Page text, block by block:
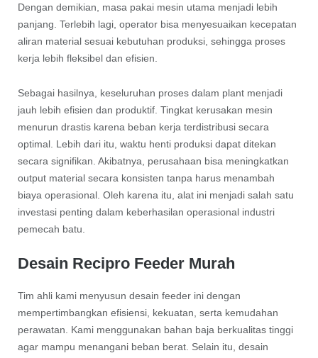
Dengan demikian, masa pakai mesin utama menjadi lebih
panjang. Terlebih lagi, operator bisa menyesuaikan kecepatan
aliran material sesuai kebutuhan produksi, sehingga proses
kerja lebih fleksibel dan efisien.
Sebagai hasilnya, keseluruhan proses dalam plant menjadi
jauh lebih efisien dan produktif. Tingkat kerusakan mesin
menurun drastis karena beban kerja terdistribusi secara
optimal. Lebih dari itu, waktu henti produksi dapat ditekan
secara signifikan. Akibatnya, perusahaan bisa meningkatkan
output material secara konsisten tanpa harus menambah
biaya operasional. Oleh karena itu, alat ini menjadi salah satu
investasi penting dalam keberhasilan operasional industri
pemecah batu.
Desain Recipro Feeder Murah
Tim ahli kami menyusun desain feeder ini dengan
mempertimbangkan efisiensi, kekuatan, serta kemudahan
perawatan. Kami menggunakan bahan baja berkualitas tinggi
agar mampu menangani beban berat. Selain itu, desain